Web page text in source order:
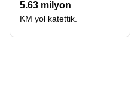
5.63 milyon
KM yol katettik.